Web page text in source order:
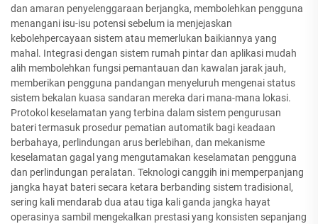
dan amaran penyelenggaraan berjangka, membolehkan pengguna
menangani isu-isu potensi sebelum ia menjejaskan
kebolehpercayaan sistem atau memerlukan baikiannya yang
mahal. Integrasi dengan sistem rumah pintar dan aplikasi mudah
alih membolehkan fungsi pemantauan dan kawalan jarak jauh,
memberikan pengguna pandangan menyeluruh mengenai status
sistem bekalan kuasa sandaran mereka dari mana-mana lokasi.
Protokol keselamatan yang terbina dalam sistem pengurusan
bateri termasuk prosedur pematian automatik bagi keadaan
berbahaya, perlindungan arus berlebihan, dan mekanisme
keselamatan gagal yang mengutamakan keselamatan pengguna
dan perlindungan peralatan. Teknologi canggih ini memperpanjang
jangka hayat bateri secara ketara berbanding sistem tradisional,
sering kali mendarab dua atau tiga kali ganda jangka hayat
operasinya sambil mengekalkan prestasi yang konsisten sepanjang